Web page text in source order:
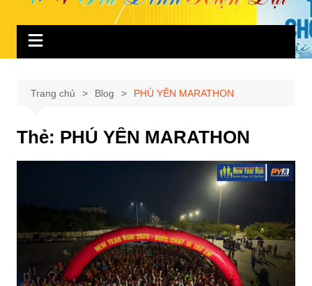
Trang chủ Blog PHÚ YÊN MARATHON
Thẻ: PHÚ YÊN MARATHON